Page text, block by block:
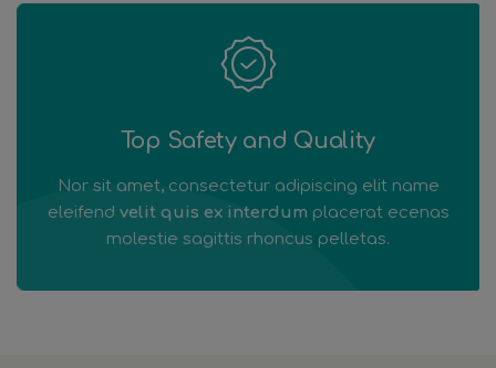
Top Safety and Quality
Nor sit amet, consectetur adipiscing elit name
eleifend velit quis ex interdum placerat ecenas
molestie sagittis rhoncus pelletas.